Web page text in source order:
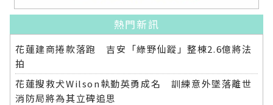
熱門新訊
花蓮建商捲款落跑 吉安「綠野仙蹤」整棟2.6億將法
拍
花蓮搜救犬Wilson執勤英勇成名 訓練意外墜落離世
消防局將為其立碑追思